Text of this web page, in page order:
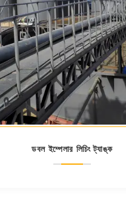
ডবল ইম্পেলার লিচিং ট্যাঙ্ক